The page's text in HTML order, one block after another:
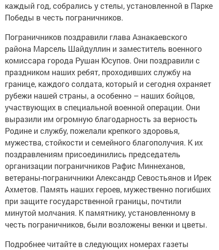
каждый год, собрались у стелы, установленной в Парке
Победы в честь пограничников.
Пограничников поздравили глава Азнакаевского
района Марсель Шайдуллин и заместитель военного
комиссара города Рушан Юсупов. Они поздравили с
праздником наших ребят, проходивших службу на
границе, каждого солдата, который и сегодня охраняет
рубежи нашей страны, а особенно – наших бойцов,
участвующих в специальной военной операции. Они
выразили им огромную благодарность за верность
Родине и службу, пожелали крепкого здоровья,
мужества, стойкости и семейного благополучия. К их
поздравлениям присоединились председатель
организации пограничников Рафис Миннеханов,
ветераны-пограничники Александр Севостьянов и Ирек
Ахметов. Память наших героев, мужественно погибших
при защите государственной границы, почтили
минутой молчания. К памятнику, установленному в
честь пограничников, были возложены венки и цветы.
Подробнее читайте в следующих номерах газеты